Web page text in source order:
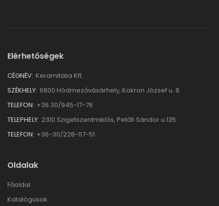
Elérhetőségek
CÉGNÉV: Keramitalia Kft.
SZÉKHELY: 6800 Hódmezővásárhely, Kokron József u. 8.
TELEFON: +36 30/945-17-76
TELEPHELY: 2310 Szigetszentmiklós, Petőfi Sándor u.135.
TELEFON: +36-30/228-07-51
Oldalak
Főoldal
Katalógusok